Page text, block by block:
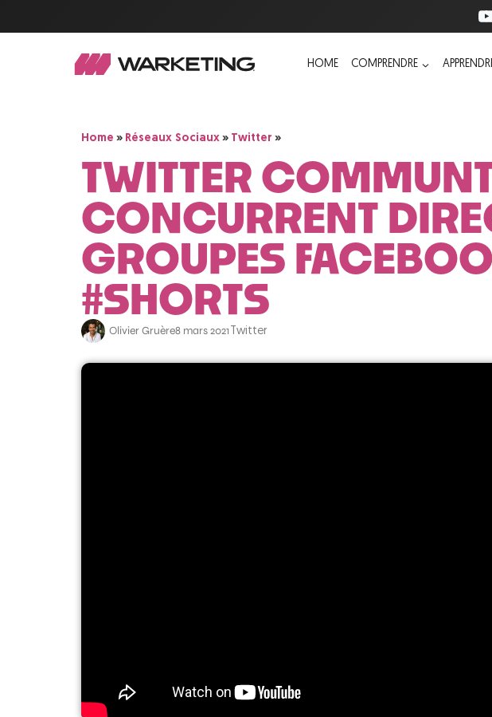
HOME COMPRENDRE
Home » Réseaux Sociaux » Twitter »
TWITTER
CONCURRENT
GROUPES
#SHORTS
Olivier Gruère8 mars 2021 Twitter